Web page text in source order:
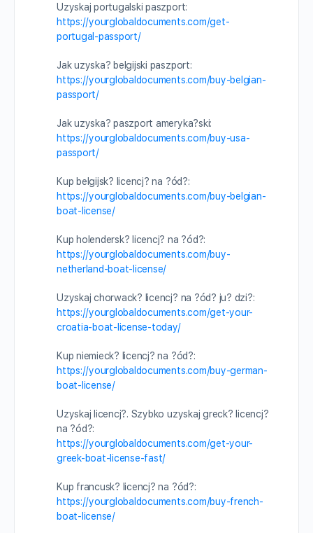
Uzyskaj portugalski paszport:
https://yourglobaldocuments.com/get-
portugal-passport/
Jak uzyska? belgijski paszport:
https://yourglobaldocuments.com/buy-belgian-
passport/
Jak uzyska? paszport ameryka?ski:
https://yourglobaldocuments.com/buy-usa-
passport/
Kup belgijsk? licencj? na ?ód?:
https://yourglobaldocuments.com/buy-belgian-
boat-license/
Kup holendersk? licencj? na ?ód?:
https://yourglobaldocuments.com/buy-
netherland-boat-license/
Uzyskaj chorwack? licencj? na ?ód? ju? dzi?:
https://yourglobaldocuments.com/get-your-
croatia-boat-license-today/
Kup niemieck? licencj? na ?ód?:
https://yourglobaldocuments.com/buy-german-
boat-license/
Uzyskaj licencj?. Szybko uzyskaj greck? licencj?
na ?ód?:
https://yourglobaldocuments.com/get-your-
greek-boat-license-fast/
Kup francusk? licencj? na ?ód?:
https://yourglobaldocuments.com/buy-french-
boat-license/